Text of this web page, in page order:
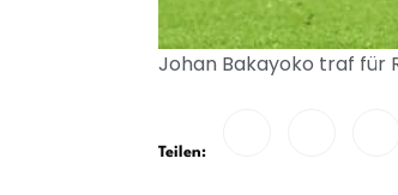
Johan Bakayoko traf für
Teilen: